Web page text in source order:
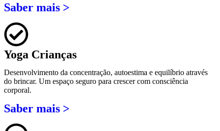
Saber mais >
Yoga Crianças
Desenvolvimento da concentração, autoestima e equilíbrio através
do brincar. Um espaço seguro para crescer com consciência
corporal.
Saber mais >